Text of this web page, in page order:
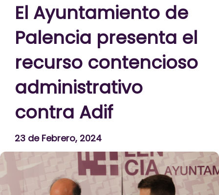
Areas municipales
Tramita
El Ayuntamiento de
Palencia presenta el
recurso contencioso
administrativo
contra Adif
23 de Febrero, 2024